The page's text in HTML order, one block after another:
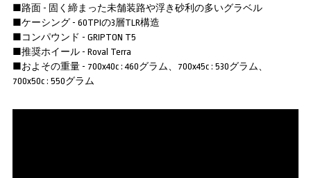
■路面 - 固く締まった未舗装路や浮き砂利の多いグラベル
■ケーシング - 60TPIの3層TLR構造
■コンパウンド - GRIPTON T5
■推奨ホイール - Roval Terra
■およその重量 - 700x40c : 460グラム、700x45c : 530グラム、
700x50c : 550グラム